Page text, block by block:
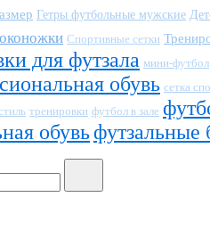
Гетры футбольные мужские
Спортивные сетки
для футзала мини-футбол
обувь сетка
тренировки футбол в зале
обувьфутзальные